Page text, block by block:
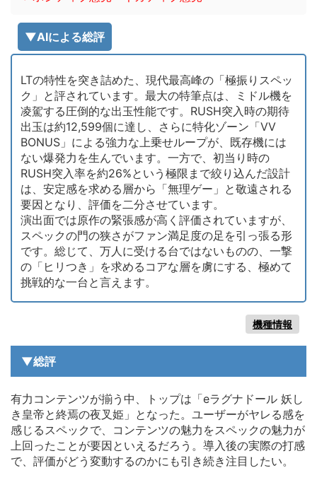
▼AIによる総評
LTの特性を突き詰めた、現代最高峰の「極振りスペッ
ク」と評されています。最大の特筆点は、ミドル機を
凌駕する圧倒的な出玉性能です。RUSH突入時の期待
出玉は約12,599個に達し、さらに特化ゾーン「VV
BONUS」による強力な上乗せループが、既存機には
ない爆発力を生んでいます。一方で、初当り時の
RUSH突入率を約26%という極限まで絞り込んだ設計
は、安定感を求める層から「無理ゲー」と敬遠される
要因となり、評価を二分させています。
演出面では原作の緊張感が高く評価されていますが、
スペックの門の狭さがファン満足度の足を引っ張る形
です。総じて、万人に受ける台ではないものの、一撃
の「ヒリつき」を求めるコアな層を虜にする、極めて
挑戦的な一台と言えます。
機種情報
▼総評
有力コンテンツが揃う中、トップは「eラグナドール 妖し
き皇帝と終焉の夜叉姫」となった。ユーザーがヤレる感を
感じるスペックで、コンテンツの魅力をスペックの魅力が
上回ったことが要因といえるだろう。導入後の実際の打感
で、評価がどう変動するのかにも引き続き注目したい。